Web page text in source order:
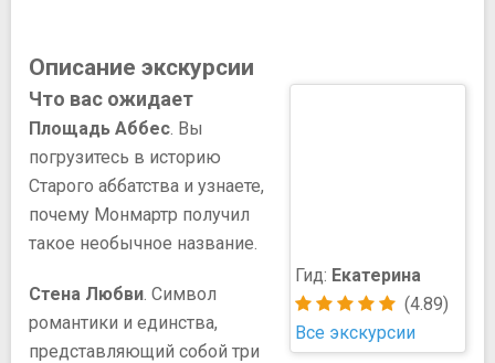
Описание экскурсии
Гид: Екатерина
(4.89)
Все экскурсии
Что вас ожидает
Площадь Аббес . Вы
погрузитесь в историю
Старого аббатства и узнаете,
почему Монмартр получил
такое необычное название.
Стена Любви . Символ
романтики и единства,
представляющий собой три